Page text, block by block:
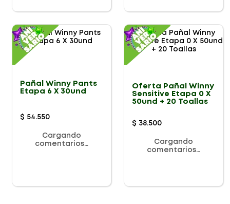
Pañal Winny Pants
Etapa 6 X 30und
$ 54.550
Cargando
comentarios…
Oferta Pañal Winny
Sensitive Etapa 0 X
50und + 20 Toallas
$ 38.500
Cargando
comentarios…